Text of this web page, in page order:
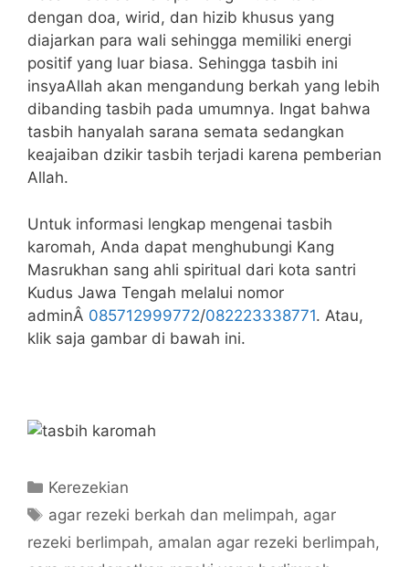
dengan doa, wirid, dan hizib khusus yang
diajarkan para wali sehingga memiliki energi
positif yang luar biasa. Sehingga tasbih ini
insyaAllah akan mengandung berkah yang lebih
dibanding tasbih pada umumnya. Ingat bahwa
tasbih hanyalah sarana semata sedangkan
keajaiban dzikir tasbih terjadi karena pemberian
Allah.
Untuk informasi lengkap mengenai tasbih
karomah, Anda dapat menghubungi Kang
Masrukhan sang ahli spiritual dari kota santri
Kudus Jawa Tengah melalui nomor
adminÂ 085712999772/082223338771. Atau,
klik saja gambar di bawah ini.
Categories
Kerezekian
Tags
agar rezeki berkah dan melimpah, agar
rezeki berlimpah, amalan agar rezeki berlimpah,